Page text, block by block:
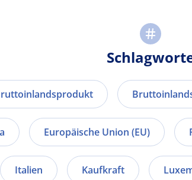
Europäische Union (EU)
Italien Kaufkraft